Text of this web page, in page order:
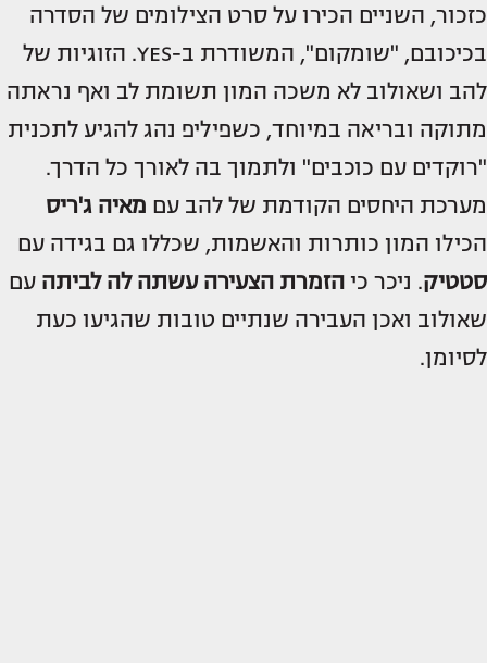
כזכור, השניים הכירו על סרט הצילומים של הסדרה
בכיכובם, "שומקום", המשודרת ב-YES. הזוגיות של
להב ושאולוב לא משכה המון תשומת לב ואף נראתה
מתוקה ובריאה במיוחד, כשפיליפ נהג להגיע לתכנית
"רוקדים עם כוכבים" ולתמוך בה לאורך כל הדרך.
מערכת היחסים הקודמת של להב עם מאיה ג'ריס
הכילו המון כותרות והאשמות, שכללו גם בגידה עם
סטטיק. ניכר כי הזמרת הצעירה עשתה לה לביתה עם
שאולוב ואכן העבירה שנתיים טובות שהגיעו כעת
לסיומן.